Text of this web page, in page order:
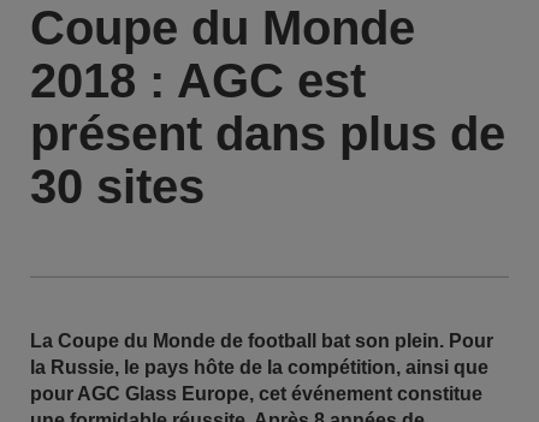
Coupe du Monde
2018 : AGC est
présent dans plus de
30 sites
La Coupe du Monde de football bat son plein. Pour
la Russie, le pays hôte de la compétition, ainsi que
pour AGC Glass Europe, cet événement constitue